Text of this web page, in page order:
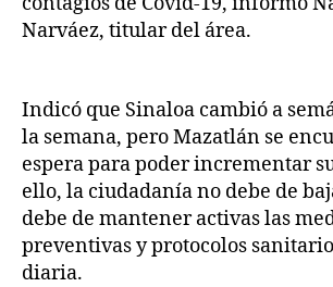
Narváez, titular del área.
Indicó que Sinaloa cambió a
la semana, pero Mazatlán se
espera para poder incrementar
ello, la ciudadanía no debe de
debe de mantener activas las
preventivas y protocolos
diaria.